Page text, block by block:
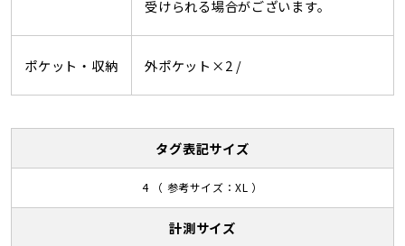
受けられる場合がございます。
ポケット・収納 外ポケット×2 /
タグ表記サイズ
4 （ 参考サイズ：XL ）
計測サイズ